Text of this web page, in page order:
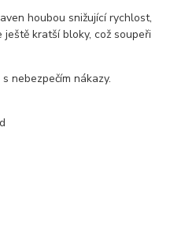
houbou snižující rychlost,
kratší bloky, což soupeři
nebezpečím nákazy.